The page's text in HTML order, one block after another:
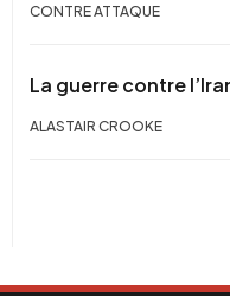
CONTRE ATTAQUE
La guerre contre
ALASTAIR CROOKE